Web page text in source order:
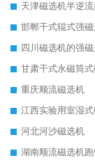
天津磁选机半逆流
邯郸干式辊式强
四川磁选机的强
甘肃干式永磁筒
重庆顺流磁选机
江西实验用室湿
河北河沙磁选机